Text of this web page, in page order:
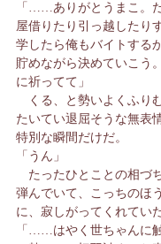
「……ありがとうまこ。
屋借りたり引っ越したり
学したら俺もバイトす
貯めながら決めていこう
に祈ってて」
くる、と勢いよくふり
たいてい退屈そうな無表
特別な瞬間だけだ。
「うん」
たったひとことの相づ
弾んでいて、こっちの
に、寂しがってくれてい
「……はやく世ちゃんに